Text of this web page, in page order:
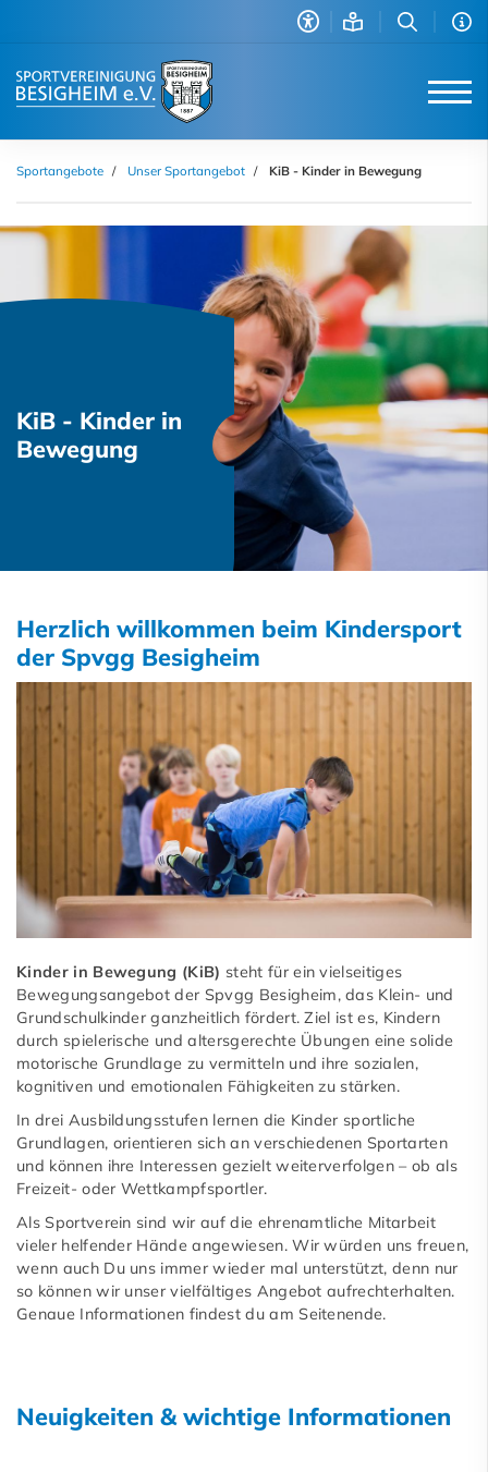
Sportangebote Unser Sportangebot KiB - Kinder in Bewegung
KiB - Kinder in
Bewegung
Herzlich willkommen beim Kindersport
der Spvgg Besigheim
Kinder in Bewegung (KiB) steht für ein vielseitiges
Bewegungsangebot der Spvgg Besigheim, das Klein- und
Grundschulkinder ganzheitlich fördert. Ziel ist es, Kindern
durch spielerische und altersgerechte Übungen eine solide
motorische Grundlage zu vermitteln und ihre sozialen,
kognitiven und emotionalen Fähigkeiten zu stärken.
In drei Ausbildungsstufen lernen die Kinder sportliche
Grundlagen, orientieren sich an verschiedenen Sportarten
und können ihre Interessen gezielt weiterverfolgen – ob als
Freizeit- oder Wettkampfsportler.
Als Sportverein sind wir auf die ehrenamtliche Mitarbeit
vieler helfender Hände angewiesen. Wir würden uns freuen,
wenn auch Du uns immer wieder mal unterstützt, denn nur
so können wir unser vielfältiges Angebot aufrechterhalten.
Genaue Informationen findest du am Seitenende.
Neuigkeiten & wichtige Informationen